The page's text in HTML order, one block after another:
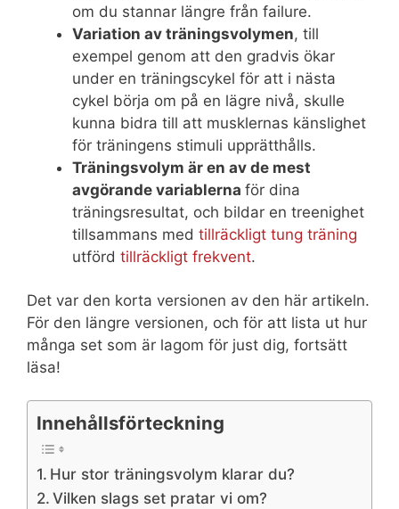
om du stannar längre från failure.
Variation av träningsvolymen, till
exempel genom att den gradvis ökar
under en träningscykel för att i nästa
cykel börja om på en lägre nivå, skulle
kunna bidra till att musklernas känslighet
för träningens stimuli upprätthålls.
Träningsvolym är en av de mest
avgörande variablerna för dina
träningsresultat, och bildar en treenighet
tillsammans med tillräckligt tung träning
utförd tillräckligt frekvent.
Det var den korta versionen av den här artikeln.
För den längre versionen, och för att lista ut hur
många set som är lagom för just dig, fortsätt
läsa!
Innehållsförteckning
Hur stor träningsvolym klarar du?
Vilken slags set pratar vi om?